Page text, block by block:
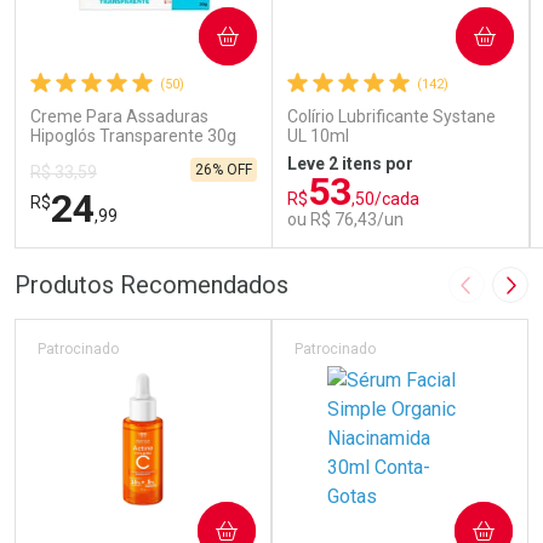
(50)
Creme Para Assaduras
Hipoglós Transparente 30g
R$ 33,59
R$24,99
26% OFF
COMPRAR
FECHAR
FECHAR
Por Menos
(142)
Colírio Lubrificante Systane
UL 10ml
Leve 2 itens por
R$53,50/cada
ou R$ 76,43/un
COMPRAR
Por Menos
Produtos Recomendados Imagem
Patrocinado
COMPRAR
Patrocinado
COMPRAR